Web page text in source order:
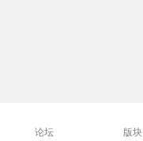
论坛 版块